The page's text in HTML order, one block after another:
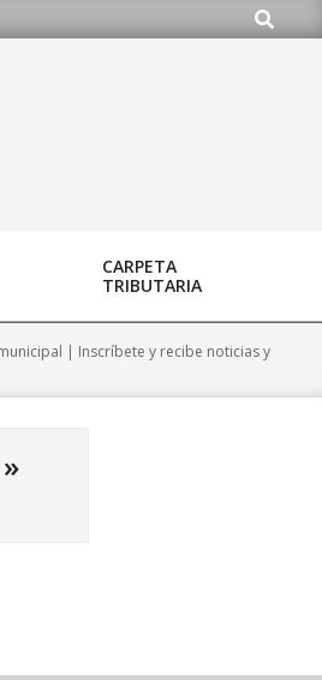
Buscar
CARPETA
TRIBUTARIA
| Inscríbete y recibe noticias y